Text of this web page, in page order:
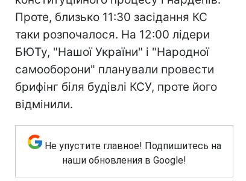
Проте, близько 11:30 засідання КС
таки розпочалося. На 12:00 лідери
БЮТу, "Нашої України" і "Народної
самооборони" планували провести
брифінг біля будівлі КСУ, проте його
відмінили.
Не упустите главное! Подпишитесь на
наши обновления в Google!